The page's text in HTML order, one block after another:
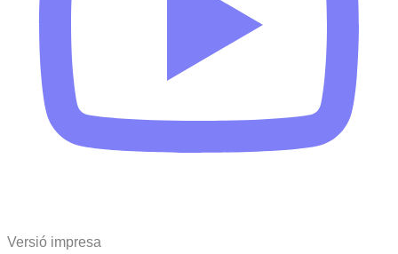
Versió impresa